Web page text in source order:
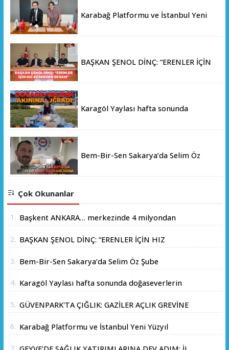
Karabağ Platformu ve İstanbul Yeni
BAŞKAN ŞENOL DİNÇ: “ERENLER İÇİN
Karagöl Yaylası hafta sonunda
Bem-Bir-Sen Sakarya’da Selim Öz
Çok Okunanlar
1. Başkent ANKARA… merkezinde 4 milyondan
2. BAŞKAN ŞENOL DİNÇ: “ERENLER İÇİN HIZ
3. Bem-Bir-Sen Sakarya’da Selim Öz Şube
4. Karagöl Yaylası hafta sonunda doğaseverlerin
5. GÜVENPARK'TA ÇIĞLIK: GAZİLER AÇLIK GREVİNE
6. Karabağ Platformu ve İstanbul Yeni Yüzyıl
7.